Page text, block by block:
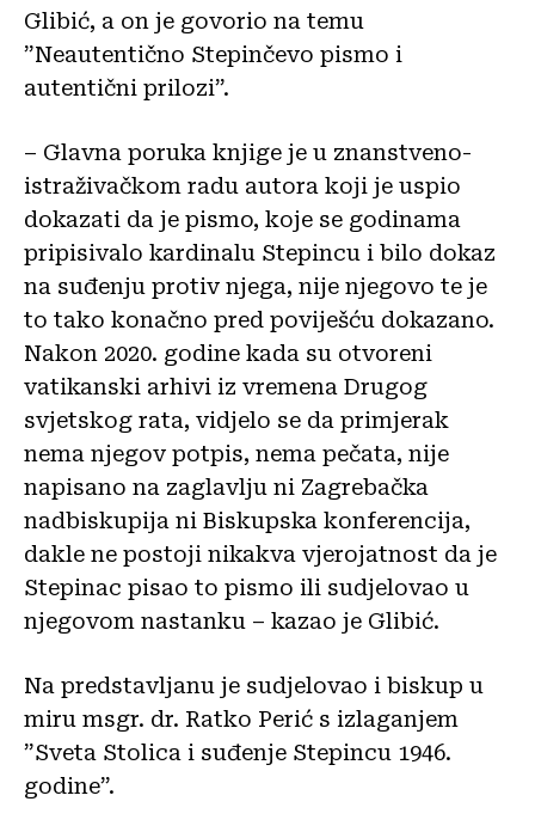
Glibić, a on je govorio na temu
”Neautentično Stepinčevo pismo i
autentični prilozi”.
– Glavna poruka knjige je u znanstveno-
istraživačkom radu autora koji je uspio
dokazati da je pismo, koje se godinama
pripisivalo kardinalu Stepincu i bilo dokaz
na suđenju protiv njega, nije njegovo te je
to tako konačno pred poviješću dokazano.
Nakon 2020. godine kada su otvoreni
vatikanski arhivi iz vremena Drugog
svjetskog rata, vidjelo se da primjerak
nema njegov potpis, nema pečata, nije
napisano na zaglavlju ni Zagrebačka
nadbiskupija ni Biskupska konferencija,
dakle ne postoji nikakva vjerojatnost da je
Stepinac pisao to pismo ili sudjelovao u
njegovom nastanku – kazao je Glibić.
Na predstavljanu je sudjelovao i biskup u
miru msgr. dr. Ratko Perić s izlaganjem
”Sveta Stolica i suđenje Stepincu 1946.
godine”.